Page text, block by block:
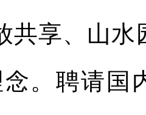
共享、山
。聘请国